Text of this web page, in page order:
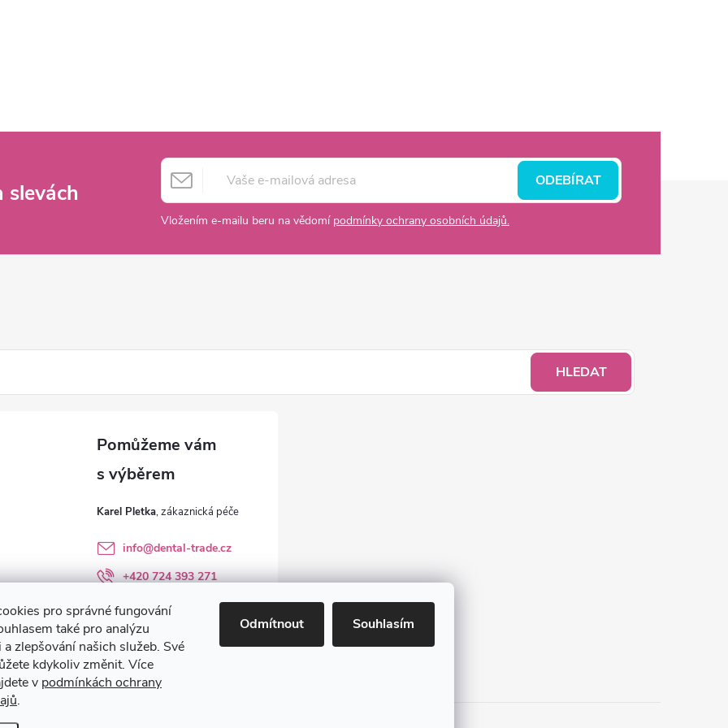
pro správné fungování
také pro analýzu
zlepšování našich služeb. Své
kdykoliv změnit. Více
v podmínkách ochrany
.
Odmítnout Souhlasím
slevách
Vložením e-mailu beru na vědomí podmínky ochrany osobních údajů.
ODEBÍRAT
HLEDAT
Karel Pletka
info@dental-trade.cz
+420 724 393 271
Sledujte nás na FB
dental_trade.cz